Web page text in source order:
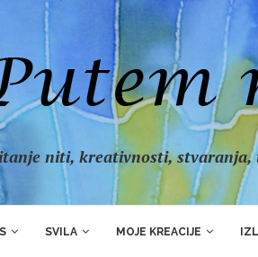
niti, kreativnosti, stvaranja,
SVILA MOJE KREACIJE